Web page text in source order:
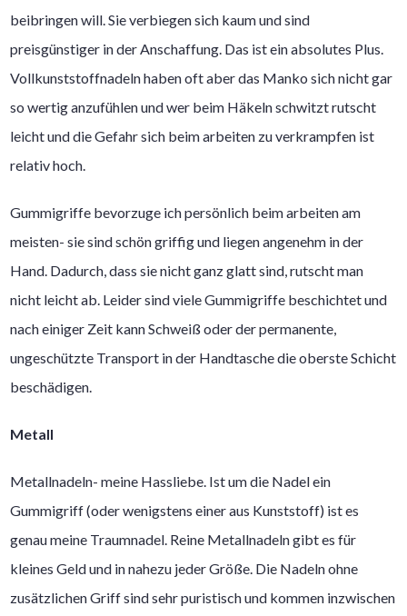
beibringen will. Sie verbiegen sich kaum und sind
preisgünstiger in der Anschaffung. Das ist ein absolutes Plus.
Vollkunststoffnadeln haben oft aber das Manko sich nicht gar
so wertig anzufühlen und wer beim Häkeln schwitzt rutscht
leicht und die Gefahr sich beim arbeiten zu verkrampfen ist
relativ hoch.
Gummigriffe bevorzuge ich persönlich beim arbeiten am
meisten- sie sind schön griffig und liegen angenehm in der
Hand. Dadurch, dass sie nicht ganz glatt sind, rutscht man
nicht leicht ab. Leider sind viele Gummigriffe beschichtet und
nach einiger Zeit kann Schweiß oder der permanente,
ungeschützte Transport in der Handtasche die oberste Schicht
beschädigen.
Metall
Metallnadeln- meine Hassliebe. Ist um die Nadel ein
Gummigriff (oder wenigstens einer aus Kunststoff) ist es
genau meine Traumnadel. Reine Metallnadeln gibt es für
kleines Geld und in nahezu jeder Größe. Die Nadeln ohne
zusätzlichen Griff sind sehr puristisch und kommen inzwischen